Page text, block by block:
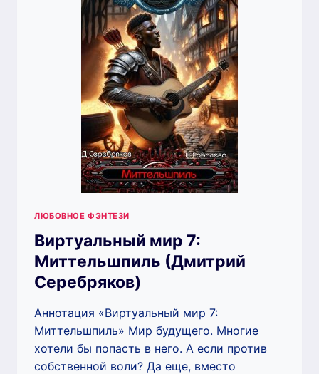
СИЛА,
ТРИ
ДЕБИЛА
МОЩЬ.
(ДМИТРИЙ
СЕРЕБРЯКОВ)
ЛЮБОВНОЕ ФЭНТЕЗИ
Виртуальный мир 7:
Миттельшпиль (Дмитрий
Серебряков)
Аннотация «Виртуальный мир 7:
Миттельшпиль» Мир будущего. Многие
хотели бы попасть в него. А если против
собственной воли? Да еще, вместо